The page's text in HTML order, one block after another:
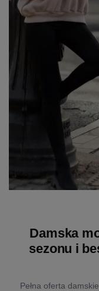
Damska
sezonu i
Pełna oferta